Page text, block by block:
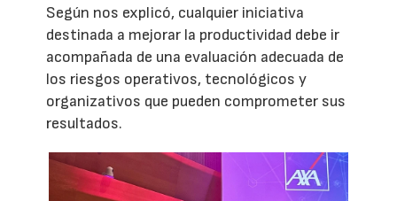
Según nos explicó, cualquier iniciativa
destinada a mejorar la productividad debe ir
acompañada de una evaluación adecuada de
los riesgos operativos, tecnológicos y
organizativos que pueden comprometer sus
resultados.